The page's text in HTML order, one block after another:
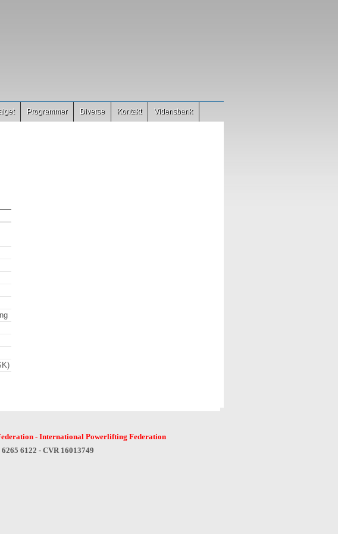
Programmer Diverse Kontakt Vidensbank
- International Powerlifting Federation
6122 - CVR 16013749